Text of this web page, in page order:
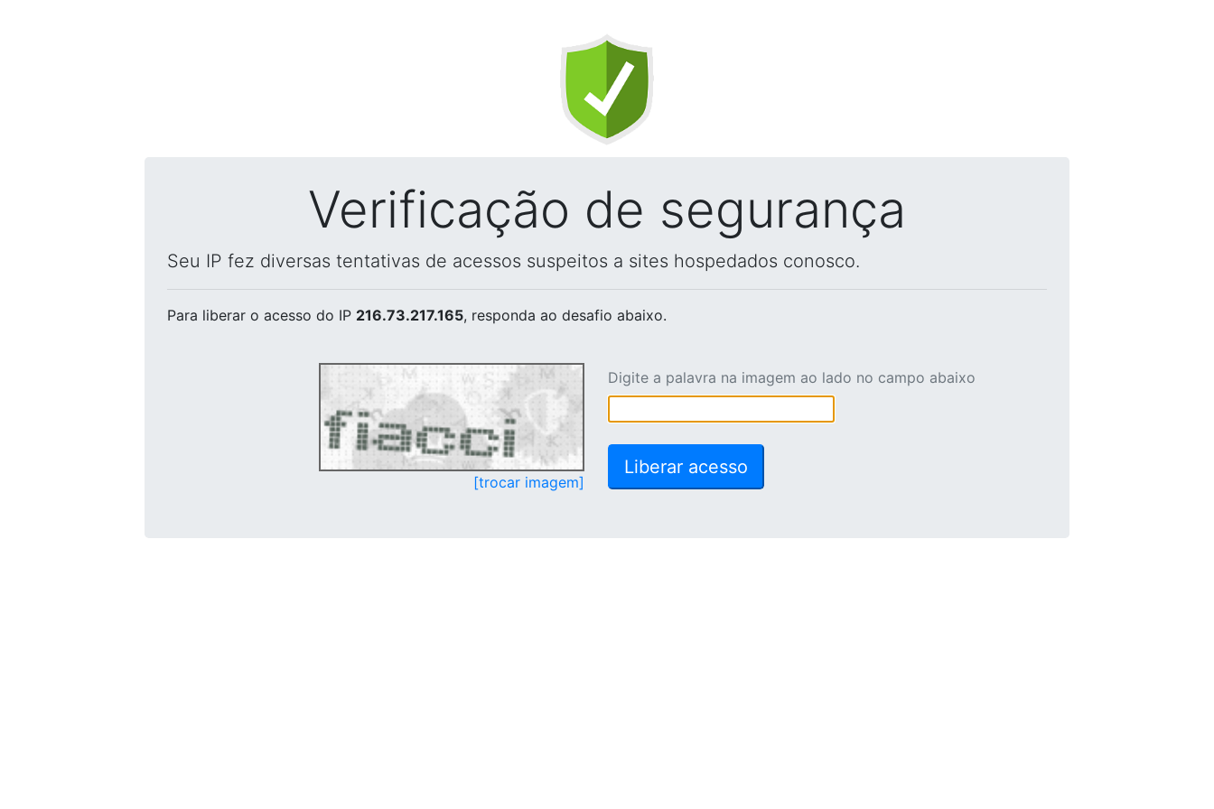
Verificação de segurança
Seu IP fez diversas tentativas de acessos suspeitos a sites hospedados conosco.
Para liberar o acesso do IP 216.73.217.165, responda ao desafio abaixo.
[trocar imagem]
Digite a palavra na imagem ao lado no campo abaixo